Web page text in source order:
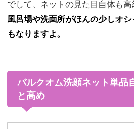
でして、ネットの見た目自体も高
風呂場や洗面所がほんの少しオ
もなりますよ。
バルクオム洗顔ネット単品
と高め